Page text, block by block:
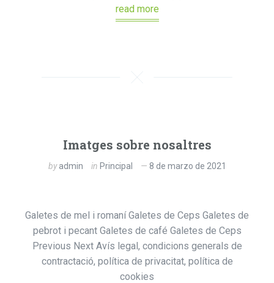
read more
Imatges sobre nosaltres
byadmin in Principal 8 de marzo de 2021
Galetes de mel i romaní Galetes de Ceps Galetes de
pebrot i pecant Galetes de café Galetes de Ceps
Previous Next Avís legal, condicions generals de
contractació, política de privacitat, política de
cookies